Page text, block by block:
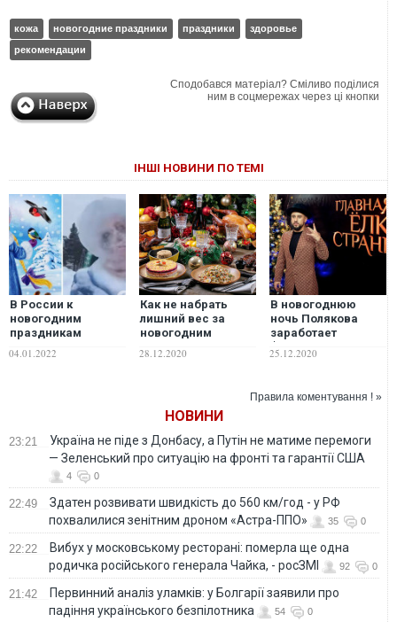
кожа новогодние праздники праздники
здоровье
рекомендации
Сподобався матеріал? Сміливо поділися
ним в соцмережах через ці кнопки
ІНШІ НОВИНИ ПО ТЕМІ
В России к
новогодним
праздникам
слепили
"Снегурочку-
04.01.2022
Как не набрать
лишний вес за
новогодним
столом: советы
диетологов
28.12.2020
В новогоднюю
ночь Полякова
заработает
$150000, Монатик –
$100000. Как в
новогодние
карантина
25.12.2020
Правила коментування ! »
НОВИНИ
23:21
Україна не піде з Донбасу, а Путін не матиме перемоги
— Зеленський про ситуацію на фронті та гарантії США
4 0
22:49
Здатен розвивати швидкість до 560 км/год - у РФ
похвалилися зенітним дроном «Астра-ППО»
35 0
22:22
Вибух у московському ресторані: померла ще одна
родичка російського генерала Чайка, - росЗМІ
92 0
21:42
Первинний аналіз уламків: у Болгарії заявили про
падіння українського безпілотника
54 0